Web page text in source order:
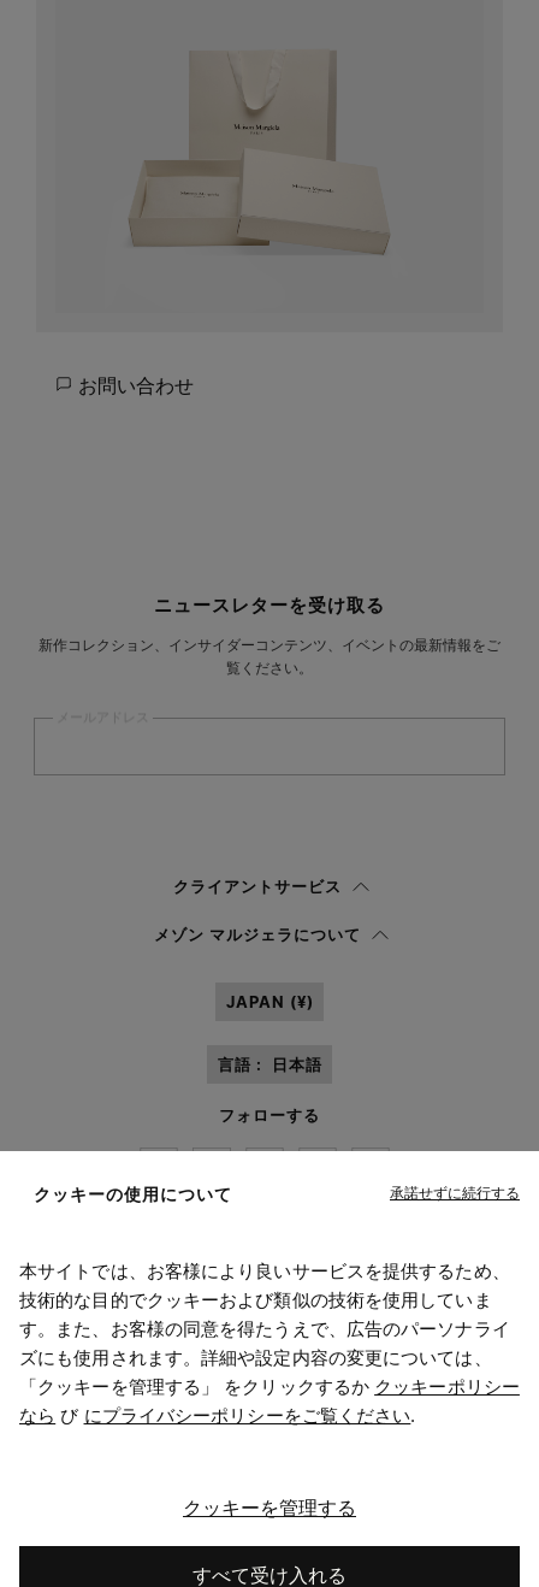
お問い合わせ
ニュースレターを受け取る
新作コレクション、インサイダーコンテンツ、イベントの最新情報をご
覧ください。
メールアドレス
プライバシーポリシー を読み、私はマルジェラ S.A.S.U. が
の 3.1.b) 項に記載されたマーケティング*目的のために私の個人データを
クライアントサービス
メゾン マルジェラについて
JAPAN (¥)
言語 : 日本語
フォローする
Maison Margiela MM6
メゾン マルジェラはOTBのメンバーです
クッキーの使用について 承諾せずに続行する
本サイトでは、お客様により良いサービスを提供するため、
技術的な目的でクッキーおよび類似の技術を使用していま
す。また、お客様の同意を得たうえで、広告のパーソナライ
ズにも使用されます。詳細や設定内容の変更については、
「クッキーを管理する」 をクリックするか クッキーポリシー
なら び にプライバシーポリシーをご覧ください.
クッキーを管理する
すべて受け入れる